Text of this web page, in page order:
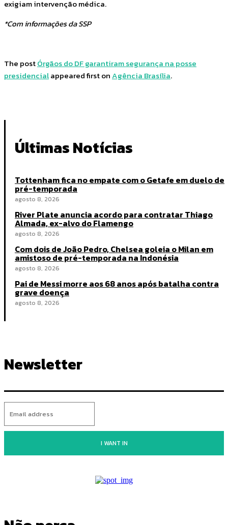
exigiam intervenção médica.
*Com informações da SSP
The postÓrgãos do DF garantiram segurança na posse
presidencialappeared first onAgência Brasília.
Últimas Notícias
Tottenham fica no empate com o Getafe em duelo de
pré-temporada
agosto 8, 2026
River Plate anuncia acordo para contratar Thiago
Almada, ex-alvo do Flamengo
agosto 8, 2026
Com dois de João Pedro, Chelsea goleia o Milan em
amistoso de pré-temporada na Indonésia
agosto 8, 2026
Pai de Messi morre aos 68 anos após batalha contra
grave doença
agosto 8, 2026
Newsletter
I WANT IN